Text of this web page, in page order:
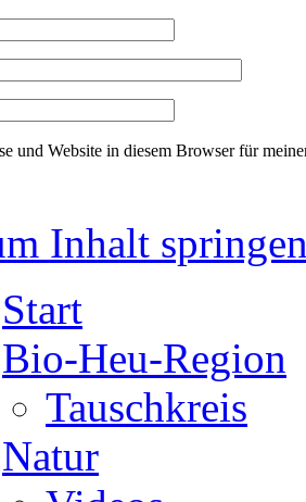
und Website in diesem Browser für
Inhalt
Start
Bio-Heu-Region
Tauschkreis
Natur